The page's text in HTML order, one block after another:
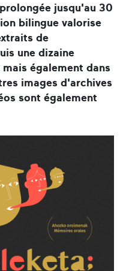
jusqu'au 30
bilingue valorise
de
une dizaine
également dans
images d'archives
sont également